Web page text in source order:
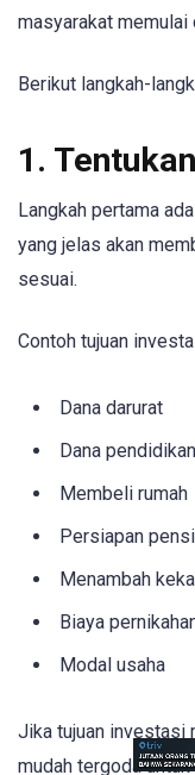
masyarakat memulai
Berikut langkah-
1.
Langkah pertama
yang jelas akan
sesuai.
Contoh tujuan
Dana darurat
Dana pendidikan
Membeli rumah
Persiapan
Menambah
Biaya
Modal usaha
Jika tujuan investasi
mudah tergoda